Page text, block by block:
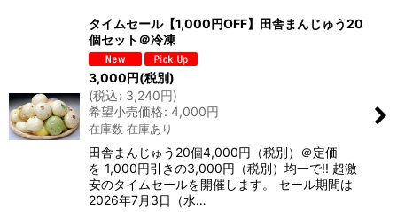
絞り込む
タイムセール【1,000円OFF】田舎まんじゅう20
個セット＠冷凍
3,000円(税別)
(税込: 3,240円)
希望小売価格: 4,000円
在庫数 在庫あり
田舎まんじゅう20個4,000円（税別）＠定価
を 1,000円引きの3,000円（税別）均一で!! 超激
安のタイムセールを開催します。 セール期間は
2026年7月3日（水…